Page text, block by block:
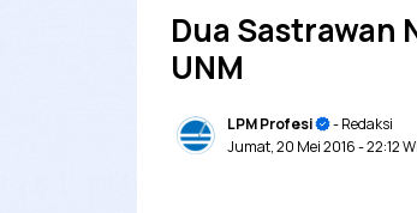
Dua Sastrawan
UNM
LPM Profesi
- Redaksi
Jumat, 20 Mei 2016- 22:12